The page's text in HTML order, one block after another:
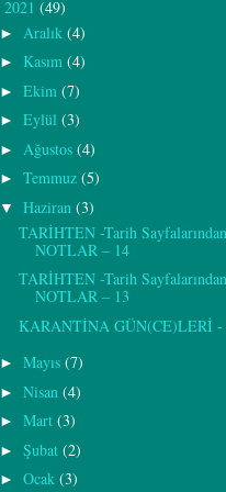
2021 (49)
► Aralık (4)
► Kasım (4)
► Ekim (7)
► Eylül (3)
► Ağustos (4)
► Temmuz (5)
▼ Haziran (3)
TARİHTEN -Tarih
NOTLAR – 14
TARİHTEN -Tarih
NOTLAR – 13
KARANTİNA GÜN(CE)LERİ -
► Mayıs (7)
► Nisan (4)
► Mart (3)
► Şubat (2)
► Ocak (3)